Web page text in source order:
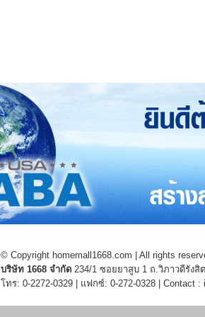
© Copyright homemall1668.com | All rights
บริษัท 1668 จำกัด 234/1 ซอยยาสูบ 1 ถ.วิภาวดีรัง
โทร: 0-2272-0329 | แฟกซ์: 0-272-0328 | Contact